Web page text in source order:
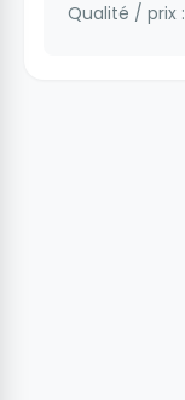
Qualité / prix :